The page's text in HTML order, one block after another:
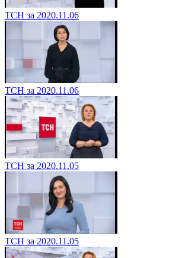
ТСН за 2020.11.06
ТСН за 2020.11.06
ТСН за 2020.11.05
ТСН за 2020.11.05